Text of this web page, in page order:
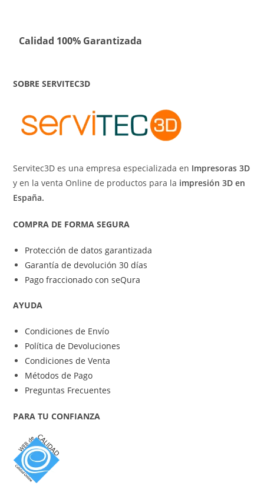
Calidad 100% Garantizada
SOBRE SERVITEC3D
Servitec3D es una empresa especializada en Impresoras 3D
y en la venta Online de productos para la impresión 3D en
España.
COMPRA DE FORMA SEGURA
Protección de datos garantizada
Garantía de devolución 30 días
Pago fraccionado con seQura
AYUDA
Condiciones de Envío
Política de Devoluciones
Condiciones de Venta
Métodos de Pago
Preguntas Frecuentes
PARA TU CONFIANZA